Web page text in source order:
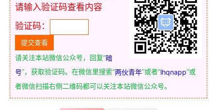
请输入验证码查看内容
验证码：
请关注本站微信公众号，回复“暗
号”，获取验证码。在微信里搜索“两伙青年”或者“lhqnapp”或
者微信扫描右侧二维码都可以关注本站微信公众号。